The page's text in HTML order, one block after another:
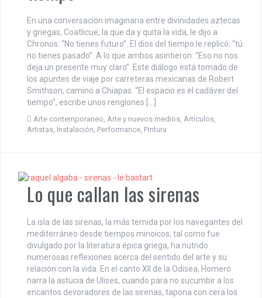
En una conversación imaginaria entre divinidades aztecas
y griegas, Coatlicue, la que da y quita la vida, le dijo a
Chronos: “No tienes futuro”. El dios del tiempo le replicó: “tú
no tienes pasado”. A lo que ambos asintieron: “Eso no nos
deja un presente muy claro”. Este diálogo está tomado de
los apuntes de viaje por carreteras mexicanas de Robert
Smithson, camino a Chiapas. “El espacio es el cadáver del
tiempo”, escribe unos renglones […]
Arte contemporaneo, Arte y nuevos medios, Artículos,
Artistas, Instalación, Performance, Pintura
Lo que callan las sirenas
La isla de las sirenas, la más temida por los navegantes del
mediterráneo desde tiempos minoicos, tal como fue
divulgado por la literatura épica griega, ha nutrido
numerosas reflexiones acerca del sentido del arte y su
relación con la vida. En el canto XII de la Odisea, Homero
narra la astucia de Ulises, cuando para no sucumbir a los
encantos devoradores de las sirenas, tapona con cera los